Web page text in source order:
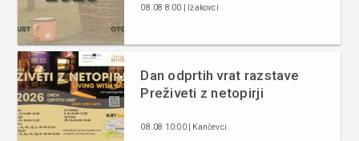
08.08 8:00 | Ižakovci
Dan odprtih vrat razstave
Preživeti z netopirji
08.08 10:00 | Kančevci